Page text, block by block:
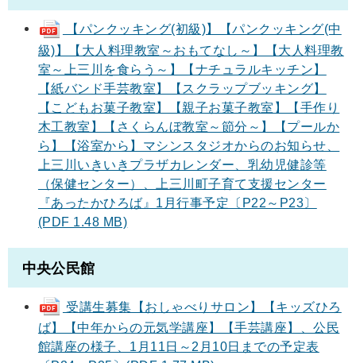
【パンクッキング(初級)】【パンクッキング(中
級)】【大人料理教室～おもてなし～】【大人料理教
室～上三川を食らう～】【ナチュラルキッチン】
【紙バンド手芸教室】【スクラップブッキング】
【こどもお菓子教室】【親子お菓子教室】【手作り
木工教室】【さくらんぼ教室～節分～】【プールか
ら】【浴室から】マシンスタジオからのお知らせ、
上三川いきいきプラザカレンダー、乳幼児健診等
（保健センター）、上三川町子育て支援センター
『あったかひろば』1月行事予定〔P22～P23〕
(PDF 1.48 MB)
中央公民館
受講生募集【おしゃべりサロン】【キッズひろ
ば】【中年からの元気学講座】【手芸講座】、公民
館講座の様子、1月11日～2月10日までの予定表